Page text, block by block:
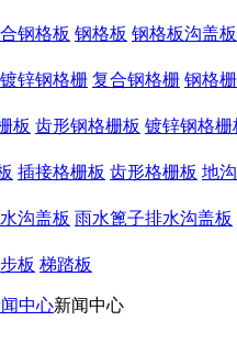
钢格板 钢格板 钢格板沟盖板
镀锌钢格栅 复合钢格栅 钢格栅
板 齿形钢格栅板 镀锌钢格栅
插接格栅板 齿形格栅板 地
水沟盖板 雨水篦子排水沟盖板
板 梯踏板
中心新闻中心